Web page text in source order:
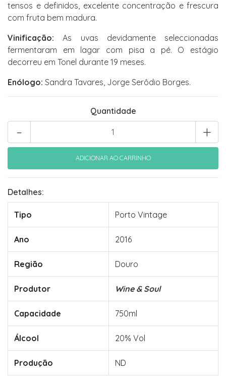
tensos e definidos, excelente concentração e frescura
com fruta bem madura.
Vinificação: As uvas devidamente seleccionadas
fermentaram em lagar com pisa a pé. O estágio
decorreu em Tonel durante 19 meses.
Enólogo: Sandra Tavares, Jorge Serôdio Borges.
Quantidade
+
-
Detalhes:
Tipo Porto Vintage
Ano 2016
Região Douro
Produtor Wine & Soul
Capacidade 750ml
Álcool 20% Vol
Produção ND